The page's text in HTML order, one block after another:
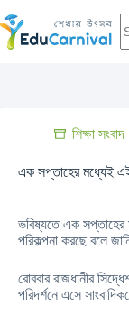
শিক্ষা সংবাদ
এক সপ্তাহের মধ্যেই
ভবিষ্যতে এক সপ্তাহের
পরিকল্পনা করছে বলে
রোববার রাজধানীর
পরিদর্শনে এসে